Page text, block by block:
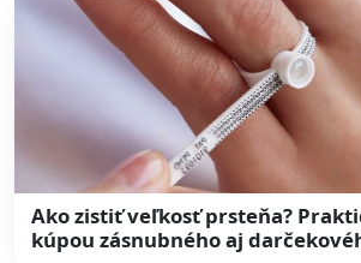
Ako zistiť veľkosť prsteňa?
kúpou zásnubného aj